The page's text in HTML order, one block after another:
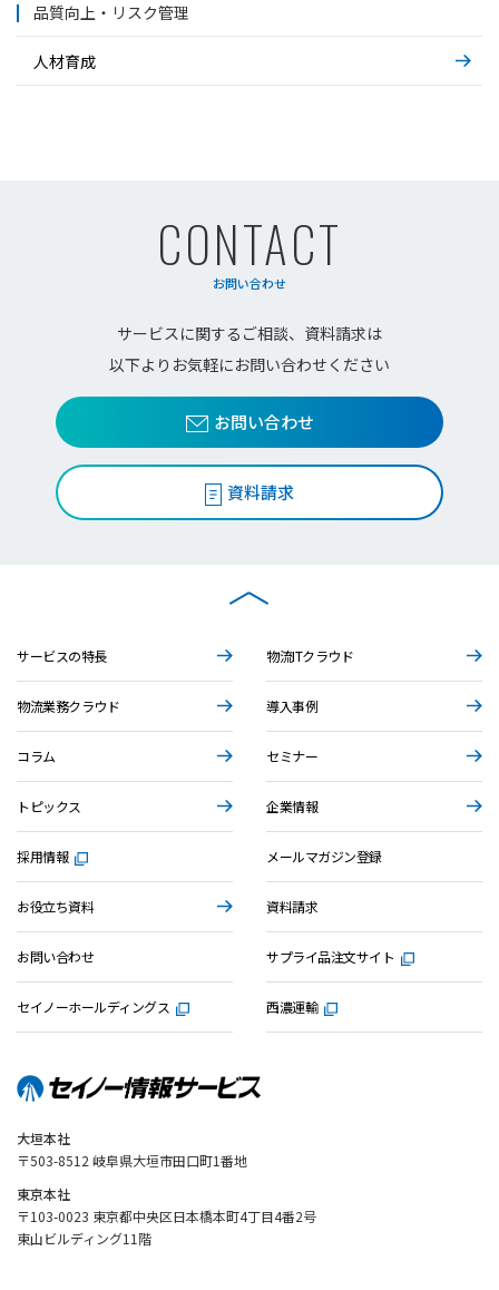
品質向上・リスク管理
人材育成
CONTACT
お問い合わせ
サービスに関するご相談、資料請求は
以下よりお気軽にお問い合わせください
お問い合わせ
資料請求
大垣本社
〒503-8512 岐阜県大垣市田口町1番地
東京本社
〒103-0023 東京都中央区日本橋本町4丁目4番2号
東山ビルディング11階
サービスの特長 物流ITクラウド
物流業務クラウド 導入事例
コラム セミナー
トピックス 企業情報
採用情報 メールマガジン登録
お役立ち資料 資料請求
お問い合わせ サプライ品注文サイト
セイノーホールディングス 西濃運輸